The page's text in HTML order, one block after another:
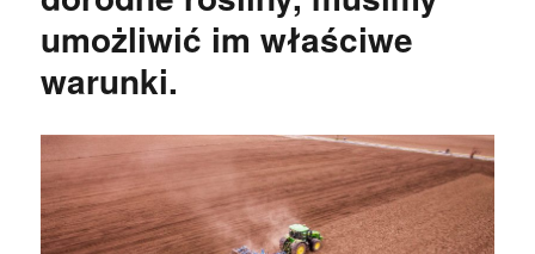
umożliwić im właściwe
warunki.